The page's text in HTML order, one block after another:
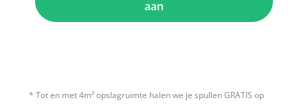
aan
*Tot en met 4m² opslagruimte halen we je spullen GRATIS op